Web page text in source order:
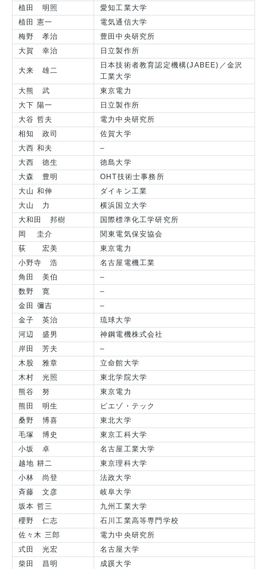
植田 明照
愛知工業大学
植田 憲一
電気通信大学
梅野 孝治
豊田中央研究所
大賀 幸治
日立製作所
大来 雄二
日本技術者教育認定機構(JABEE)／金沢
工業大学
大熊 武
東京電力
大下 陽一
日立製作所
大谷 哲夫
電力中央研究所
相知 政司
佐賀大学
大西 和夫
–
大西 徳生
徳島大学
大森 豊明
OHT技術士事務所
大山 和伸
ダイキン工業
大山 力
横浜国立大学
大和田 邦樹
国際標準化工学研究所
岡 圭介
関東電気保安協会
荻 宏美
東京電力
小野寺 浩
名古屋電機工業
角田 美伯
–
数野 寛
–
金田 彌吉
–
金子 英治
琉球大学
河辺 盛男
神鋼電機株式会社
岸田 芳夫
–
木股 雅章
立命館大学
木村 光照
東北学院大学
熊谷 努
東京電力
熊田 明生
ピエゾ・テック
桑野 博喜
東北大学
毛塚 博史
東京工科大学
小坂 卓
名古屋工業大学
越地 耕二
東京理科大学
小林 尚登
法政大学
斉藤 文彦
岐阜大学
坂本 哲三
九州工業大学
櫻野 仁志
石川工業高等専門学校
佐々木 三郎
電力中央研究所
式田 光宏
名古屋大学
柴田 昌明
成蹊大学